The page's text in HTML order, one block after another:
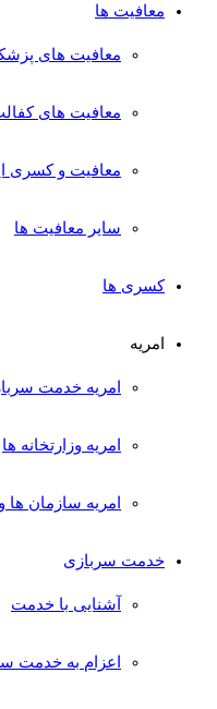
معافیت ها
معافیت های پزشکی
معافیت های کفالت
معافیت و کسری
سایر معافیت ها
کسری ها
امریه
امریه خدمت سربازی
امریه وزارتخانه ها
امریه سازمان ها و
خدمت سربازی
آشنایی با خدمت
اعزام به خدمت